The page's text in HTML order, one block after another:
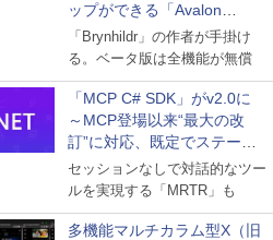
ップができる「Avalon
remote」
「Brynhildr」の作者が手掛け
る。ベータ版は全機能が無償
「MCP C# SDK」がv2.0に
～MCP登場以来“最大の改
訂”に対応、既定でステート
レスへ
セッションなしで対話的なツー
ルを実現する「MRTR」も
多機能マルチカラム型X（旧